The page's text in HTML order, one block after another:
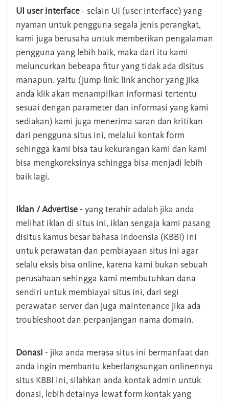
UI user interface - selain UI (user interface) yang
nyaman untuk pengguna segala jenis perangkat,
kami juga berusaha untuk memberikan pengalaman
pengguna yang lebih baik, maka dari itu kami
meluncurkan bebeapa fitur yang tidak ada disitus
manapun. yaitu (jump link: link anchor yang jika
anda klik akan menampilkan informasi tertentu
sesuai dengan parameter dan informasi yang kami
sediakan) kami juga menerima saran dan kritikan
dari pengguna situs ini, melalui kontak form
sehingga kami bisa tau kekurangan kami dan kami
bisa mengkoreksinya sehingga bisa menjadi lebih
baik lagi.
Iklan / Advertise - yang terahir adalah jika anda
melihat iklan di situs ini, iklan sengaja kami pasang
disitus kamus besar bahasa Indoensia (KBBI) ini
untuk perawatan dan pembiayaan situs ini agar
selalu eksis bisa online, karena kami bukan sebuah
perusahaan sehingga kami membutuhkan dana
sendiri untuk membiayai situs ini, dari segi
perawatan server dan juga maintenance jika ada
troubleshoot dan perpanjangan nama domain.
Donasi - jika anda merasa situs ini bermanfaat dan
anda ingin membantu keberlangsungan onlinennya
situs KBBI ini, silahkan anda kontak admin untuk
donasi, lebih detainya lewat form kontak yang